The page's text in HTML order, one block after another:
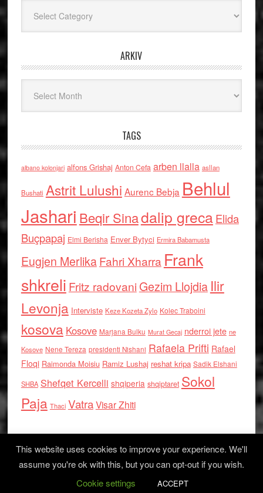
ARKIV
TAGS
albano kolonjari alfons Grishaj Anton Cefa arben llalla asllan
Bushati Astrit Lulushi Aurenc Bebja Behlul
Jashari Beqir Sinadalip grecaElida
Buçpapaj Elmi Berisha Enver Bytyci Ermira Babamusta
Eugjen MerlikaFahri Xharra Frank
shkreli Fritz radovaniGezim Llojdia Ilir
Levonja Interviste Keze Kozeta Zylo Kolec Traboini
kosova Kosove Marjana Bulku Murat Gecaj nderroi jete ne
Kosove Nene Tereza presidenti Nishani Rafaela Prifti Rafael
Floqi Raimonda Moisiu Ramiz Lushaj reshat kripa Sadik Elshani
SHBA Shefqet Kercelli shqiperia shqiptaret Sokol
Paja Thaci VatraVisar Zhiti
Log in
This website uses cookies to improve your experience. We'll
assume you're ok with this, but you can opt-out if you wish.
Cookie settings
ACCEPT